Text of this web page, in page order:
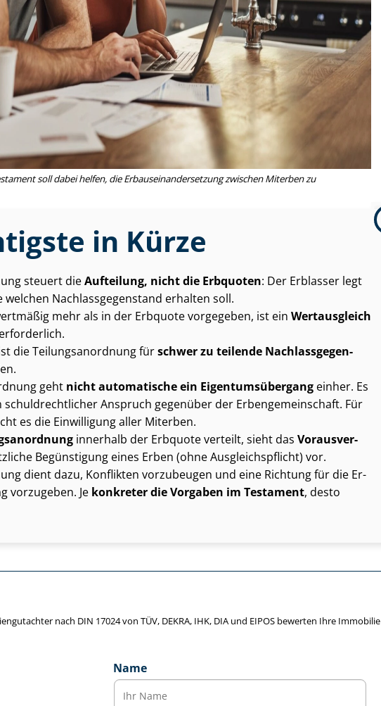
soll dabei helfen, die Er­baus­ein­an­der­set­zung zwischen Miterben zu
in Kürze
steuert dieAufteilung, nicht die Erbquoten: Der Erblasser legt
Nach­lass­ge­gen­stand erhalten soll.
mehr als in der Erbquote vorgegeben, ist ein Wertausgleich
die Tei­lungs­an­ord­nung fürschwer zu teilende Nach­lass­ge­gen­
geht nicht automatische ein Ei­gen­tums­über­gangeinher. Es
Anspruch gegenüber der Er­ben­ge­mein­schaft. Für
es die Einwilligung aller Miterben.
innerhalb der Erbquote verteilt, sieht das Vor­aus­ver­
Begünstigung eines Erben (ohne Aus­gleichs­pflicht) vor.
dient dazu, Konflikten vorzubeugen und eine Richtung für die Er­
vorzugeben. Je konkreter die Vorgaben im Testament, desto
nach DIN 17024 von TÜV, DEKRA, IHK, DIA und EIPOS bewerten Ihre Immobilie
Name